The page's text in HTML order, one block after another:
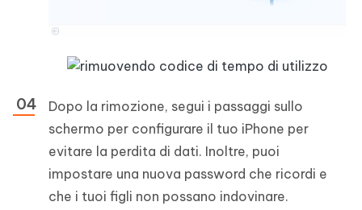
Dopo la rimozione, segui i passaggi sullo
schermo per configurare il tuo iPhone per
evitare la perdita di dati. Inoltre, puoi
impostare una nuova password che ricordi e
che i tuoi figli non possano indovinare.